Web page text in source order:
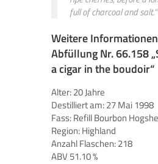
full of charcoal and salt.“
Weitere
Abfüllung Nr. 66.158
a cigar in the boudoir“
Alter: 20 Jahre
Destilliert am: 27 Mai 1998
Fass: Refill Bourbon
Region: Highland
Anzahl Flaschen: 218
ABV 51.10 %